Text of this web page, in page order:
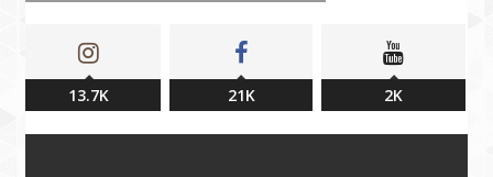
13.7K 21K 2K